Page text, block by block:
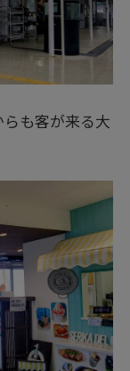
も客が来る大